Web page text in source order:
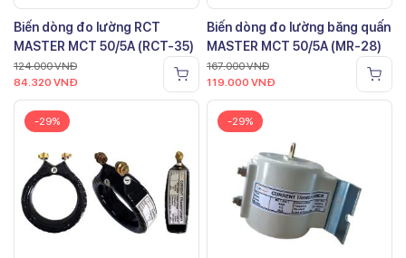
Biến dòng đo lường RCT
MASTER MCT 50/5A (RCT-35)
124.000VNĐ
84.320 VNĐ
Biến dòng đo lường băng quấn
MASTER MCT 50/5A (MR-28)
167.000VNĐ
119.000 VNĐ
-29% -29%